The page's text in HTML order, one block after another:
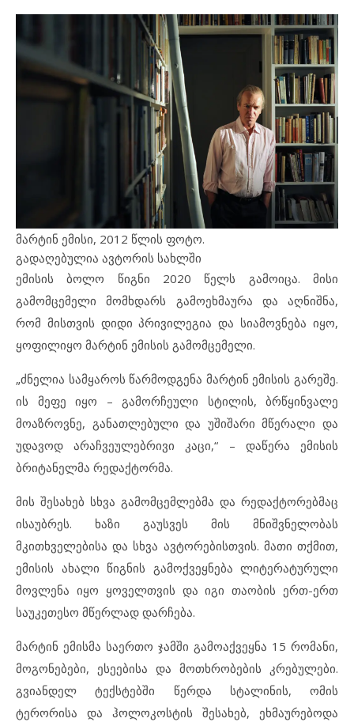
მარტინ ემისი, 2012 წლის ფოტო.
გადაღებულია ავტორის სახლში
ემისის ბოლო წიგნი 2020 წელს გამოიცა. მისი
გამომცემელი მომხდარს გამოეხმაურა და აღნიშნა,
რომ მისთვის დიდი პრივილეგია და სიამოვნება იყო,
ყოფილიყო მარტინ ემისის გამომცემელი.
„ძნელია სამყაროს წარმოდგენა მარტინ ემისის გარეშე.
ის მეფე იყო – გამორჩეული სტილის, ბრწყინვალე
მოაზროვნე, განათლებული და უშიშარი მწერალი და
უდავოდ არაჩვეულებრივი კაცი,“ – დაწერა ემისის
ბრიტანელმა რედაქტორმა.
მის შესახებ სხვა გამომცემლებმა და რედაქტორებმაც
ისაუბრეს. ხაზი გაუსვეს მის მნიშვნელობას
მკითხველებისა და სხვა ავტორებისთვის. მათი თქმით,
ემისის ახალი წიგნის გამოქვეყნება ლიტერატურული
მოვლენა იყო ყოველთვის და იგი თაობის ერთ-ერთ
საუკეთესო მწერლად დარჩება.
მარტინ ემისმა საერთო ჯამში გამოაქვეყნა 15 რომანი,
მოგონებები, ესეებისა და მოთხრობების კრებულები.
გვიანდელ ტექსტებში წერდა სტალინის, ომის
ტერორისა და ჰოლოკოსტის შესახებ, ეხმაურებოდა